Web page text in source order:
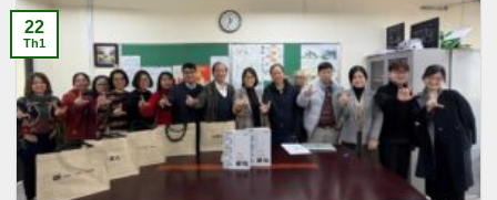
22
Th1